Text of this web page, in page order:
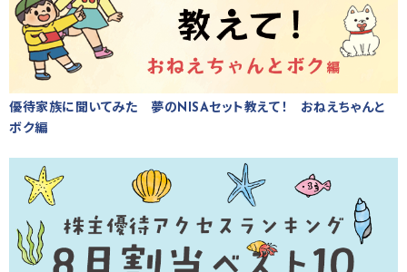
優待家族に聞いてみた 夢のNISAセット教えて！ おねえちゃんと
ボク編